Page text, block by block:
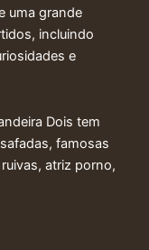
uma grande
incluindo
e
Dois tem
famosas
atriz porno,